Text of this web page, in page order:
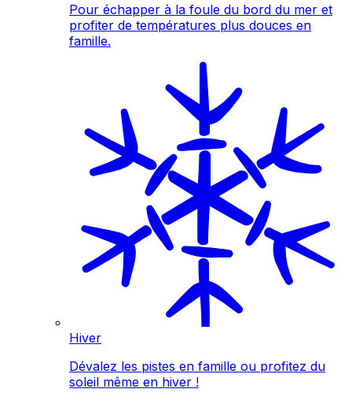
Pour échapper à la foule du bord du mer et
profiter de températures plus douces en
famille.
Hiver
Dévalez les pistes en famille ou profitez du
soleil même en hiver !